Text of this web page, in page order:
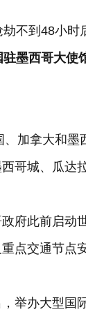
不到48小
墨西哥大使
、加拿大和
哥城、瓜达
府此前启动
点交通节点
举办大型国